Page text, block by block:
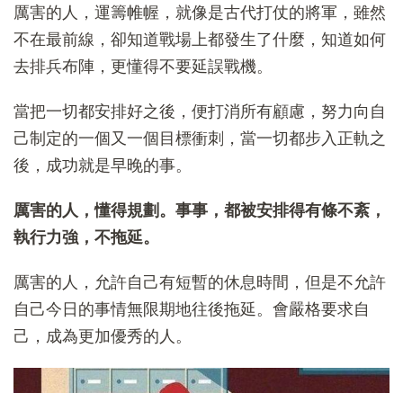
厲害的人，運籌帷幄，就像是古代打仗的將軍，雖然
不在最前線，卻知道戰場上都發生了什麼，知道如何
去排兵布陣，更懂得不要延誤戰機。
當把一切都安排好之後，便打消所有顧慮，努力向自
己制定的一個又一個目標衝刺，當一切都步入正軌之
後，成功就是早晚的事。
厲害的人，懂得規劃。事事，都被安排得有條不紊，
執行力強，不拖延。
厲害的人，允許自己有短暫的休息時間，但是不允許
自己今日的事情無限期地往後拖延。會嚴格要求自
己，成為更加優秀的人。